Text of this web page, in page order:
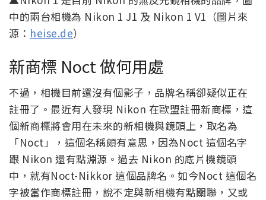
中的兩台相機為 Nikon 1 J1 及 Nikon 1 V1（圖片來
源： heise.de）
新商標 Noct 做何用處
不過，相機目前還沒有個影子，品牌名稱卻疑似正在
註冊了。最近有人發現 Nikon 在歐盟註冊新商標，這
個新商標將會用在未來的新相機與鏡頭上，取名為
「Noct」，這個名稱頗有意思，因為Noct 這個名字
跟 Nikon 還有點淵源。過去 Nikon 的底片機鏡頭
中，就有Noct-Nikkor 這個品牌名。如今Noct 這個名
字被當作商標註冊，說不定與新相機有點關聯，又或